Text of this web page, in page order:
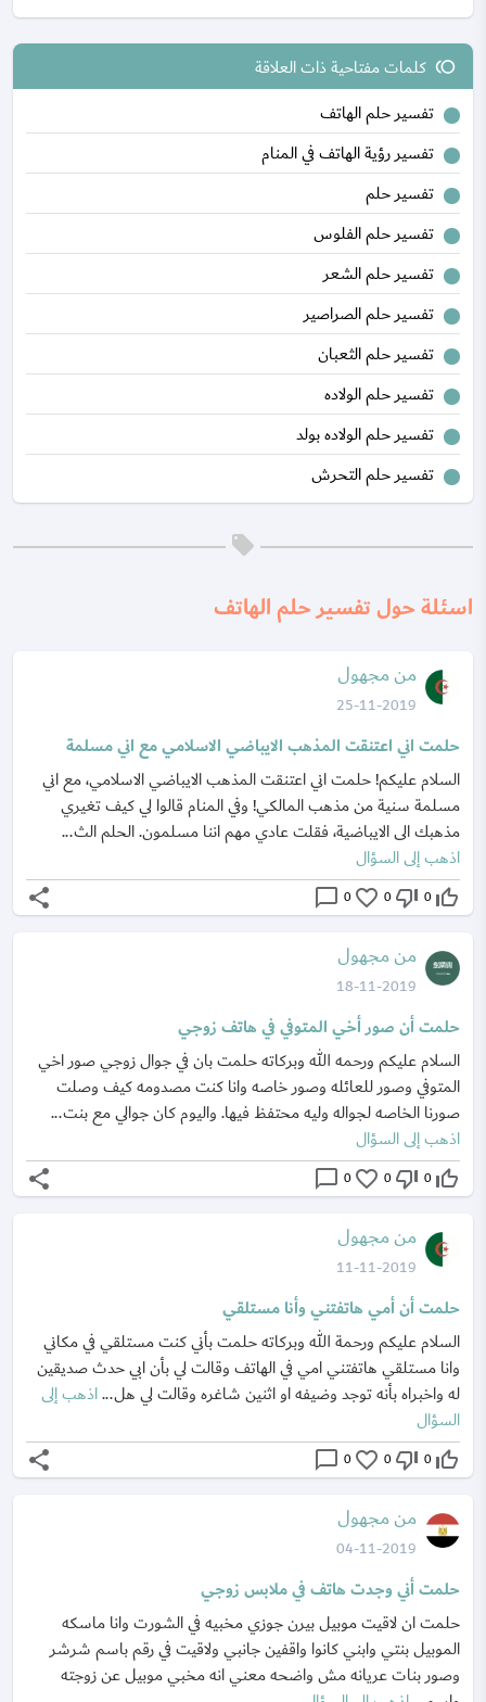
toll كلمات مفتاحية ذات العلاقة
تفسير حلم الهاتف
تفسير رؤية الهاتف في المنام
تفسير حلم
تفسير حلم الفلوس
تفسير حلم الشعر
تفسير حلم الصراصير
تفسير حلم الثعبان
تفسير حلم الولاده
تفسير حلم الولاده بولد
تفسير حلم التحرش
اسئلة حول تفسير حلم الهاتف
من مجهول
25-11-2019
حلمت اني اعتنقت المذهب الايباضي الاسلامي مع اني مسلمة
السلام عليكم! حلمت اني اعتنقت المذهب الايباضي الاسلامي، مع اني
مسلمة سنية من مذهب المالكي! وفي المنام قالوا لي كيف تغيري
مذهبك الى الايباضية، فقلت عادي مهم اننا مسلمون. الحلم الث...
اذهب إلى السؤال
thumb_up_off_alt
0
thumb_down_off_alt
0
favorite_border
0
chat_bubble_outline
share
من مجهول
18-11-2019
حلمت أن صور أخي المتوفي في هاتف زوجي
السلام عليكم ورحمه الله وبركاته حلمت بان في جوال زوجي صور اخي
المتوفي وصور للعائله وصور خاصه وانا كنت مصدومه كيف وصلت
صورنا الخاصه لجواله وليه محتفظ فيها. واليوم كان جوالي مع بنت...
اذهب إلى السؤال
thumb_up_off_alt
0
thumb_down_off_alt
0
favorite_border
0
chat_bubble_outline
share
من مجهول
11-11-2019
حلمت أن أمي هاتفتني وأنا مستلقي
السلام عليكم ورحمة الله وبركاته حلمت بأني كنت مستلقي في مكاني
وانا مستلقي هاتفتني امي في الهاتف وقالت لي بأن ابي حدث صديقين
له واخبراه بأنه توجد وضيفه او اثنين شاغره وقالت لي هل...اذهب إلى
السؤال
thumb_up_off_alt
0
thumb_down_off_alt
0
favorite_border
0
chat_bubble_outline
share
من مجهول
04-11-2019
حلمت أني وجدت هاتف في ملابس زوجي
حلمت ان لاقيت موبيل بيرن جوزي مخبيه في الشورت وانا ماسكه
الموبيل بنتي وابني كانوا واقفين جانبي ولاقيت في رقم باسم شرشر
وصور بنات عريانه مش واضحه معني انه مخبي موبيل عن زوجته